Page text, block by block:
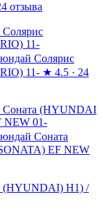
отзыва
Солярис
11- ★ 4.5 · 24
Соната
EF NEW